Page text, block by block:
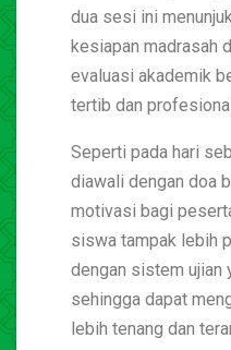
dua sesi ini
kesiapan madrasah
evaluasi akademik
tertib dan
Seperti pada hari
diawali dengan doa
motivasi bagi
siswa tampak lebih
dengan sistem ujian
sehingga dapat
lebih tenang dan